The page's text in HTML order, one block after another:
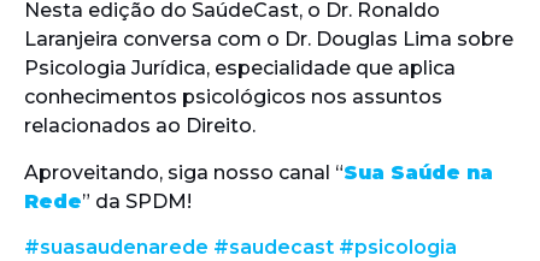
Nesta edição do SaúdeCast, o Dr. Ronaldo
Laranjeira conversa com o Dr. Douglas Lima sobre
Psicologia Jurídica, especialidade que aplica
conhecimentos psicológicos nos assuntos
relacionados ao Direito.
Aproveitando, siga nosso canal “Sua Saúde na
Rede” da SPDM!
#suasaudenarede #saudecast #psicologia